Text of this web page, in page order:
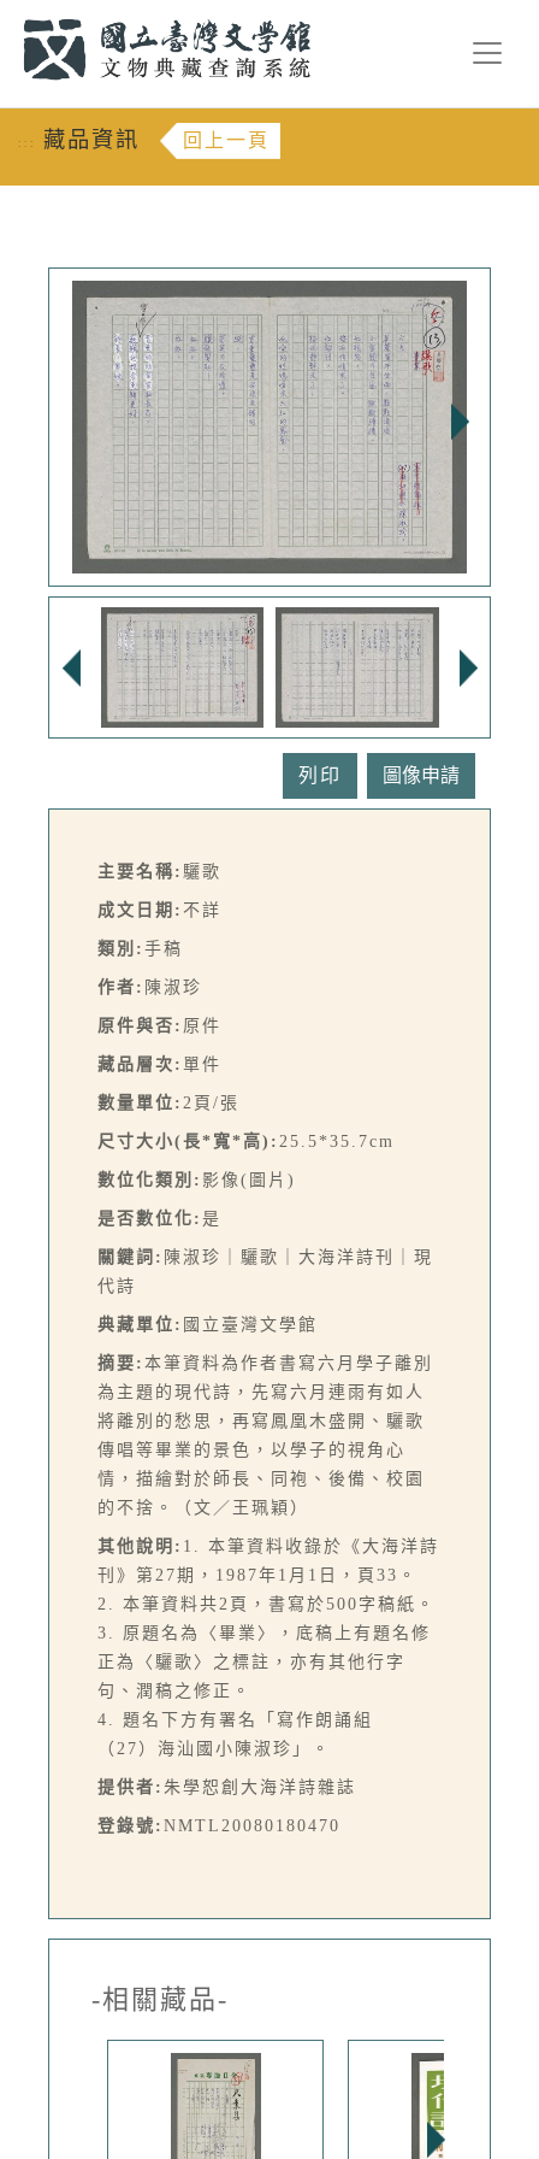
::: 藏品資訊 回上一頁
列印
主要名稱: 驪歌
成文日期: 不詳
類別: 手稿
作者: 陳淑珍
原件與否: 原件
藏品層次: 單件
數量單位: 2頁/張
尺寸大小(長*寬*高): 25.5*35.7cm
數位化類別: 影像(圖片)
是否數位化: 是
關鍵詞: 陳淑珍｜驪歌｜大海洋詩刊｜現
代詩
典藏單位: 國立臺灣文學館
摘要: 本筆資料為作者書寫六月學子離別
為主題的現代詩，先寫六月連雨有如人
將離別的愁思，再寫鳳凰木盛開、驪歌
傳唱等畢業的景色，以學子的視角心
情，描繪對於師長、同袍、後備、校園
的不捨。（文／王珮穎）
其他說明: 1. 本筆資料收錄於《大海洋詩
刊》第27期，1987年1月1日，頁33。
2. 本筆資料共2頁，書寫於500字稿紙。
3. 原題名為〈畢業〉，底稿上有題名修
正為〈驪歌〉之標註，亦有其他行字
句、潤稿之修正。
4. 題名下方有署名「寫作朗誦組
（27）海汕國小陳淑珍」。
提供者: 朱學恕創大海洋詩雜誌
登錄號: NMTL20080180470
-相關藏品-